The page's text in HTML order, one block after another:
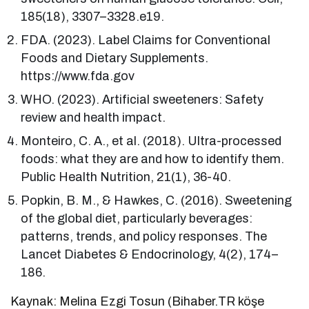
185(18), 3307–3328.e19.
FDA. (2023). Label Claims for Conventional
Foods and Dietary Supplements.
https://www.fda.gov
WHO. (2023). Artificial sweeteners: Safety
review and health impact.
Monteiro, C. A., et al. (2018). Ultra-processed
foods: what they are and how to identify them.
Public Health Nutrition, 21(1), 36-40.
Popkin, B. M., & Hawkes, C. (2016). Sweetening
of the global diet, particularly beverages:
patterns, trends, and policy responses. The
Lancet Diabetes & Endocrinology, 4(2), 174–
186.
Kaynak: Melina Ezgi Tosun (Bihaber.TR köşe